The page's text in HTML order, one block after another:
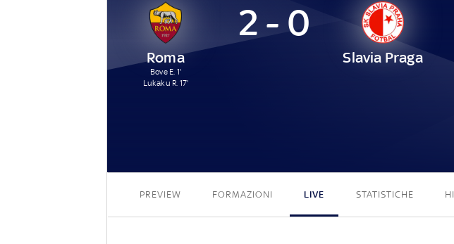
Roma
Bove E. 1'
Lukaku R. 17'
2 - 0
Slavia Praga
PREVIEW FORMAZIONI LIVE STATISTICHE